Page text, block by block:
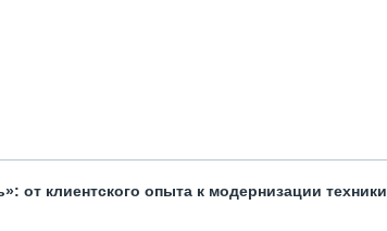
от клиентского опыта к модернизации техники